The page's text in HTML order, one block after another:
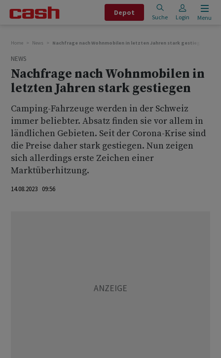
Depot
Suche Login Menu
Home News Nachfrage nach Wohnmobilen in letzten Jahren stark gestiegen
NEWS
Nachfrage nach Wohnmobilen in
letzten Jahren stark gestiegen
Camping-Fahrzeuge werden in der Schweiz
immer beliebter. Absatz finden sie vor allem in
ländlichen Gebieten. Seit der Corona-Krise sind
die Preise daher stark gestiegen. Nun zeigen
sich allerdings erste Zeichen einer
Marktüberhitzung.
14.08.2023 09:56